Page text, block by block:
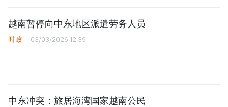
越南暂停向中东地区派遣劳务人员
时政 03/03/2026 12:39
中东冲突：旅居海湾国家越南公民